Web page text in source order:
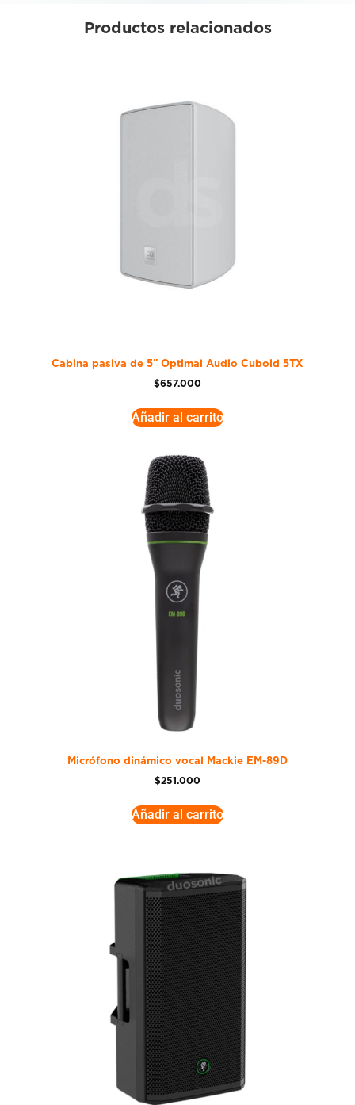
Productos relacionados
Cabina pasiva de 5″ Optimal Audio Cuboid 5TX
$657.000
Añadir al carrito
Micrófono dinámico vocal Mackie EM-89D
$251.000
Añadir al carrito